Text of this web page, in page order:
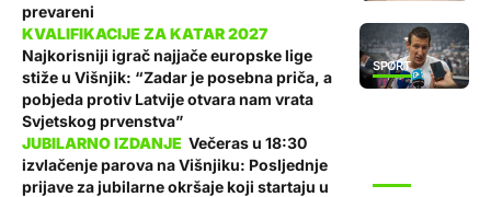
prevareni
SPORT
Najkorisniji igrač najjače europske lige
stiže u Višnjik: “Zadar je posebna priča, a
pobjeda protiv Latvije otvara nam vrata
Svjetskog prvenstva”
Večeras u 18:30
izvlačenje parova na Višnjiku: Posljednje
prijave za jubilarne okršaje koji startaju u